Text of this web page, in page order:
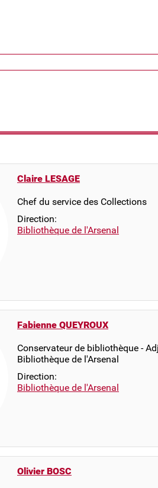
Claire LESAGE
Chef du service des Collections
Direction:
Bibliothèque de l'Arsenal
Fabienne QUEYROUX
Conservateur de bibliothèque -
Bibliothèque de l'Arsenal
Direction:
Bibliothèque de l'Arsenal
Olivier BOSC